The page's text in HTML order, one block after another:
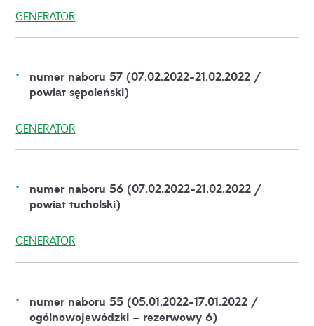
GENERATOR
numer naboru 57 (07.02.2022-21.02.2022 /
powiat sępoleński)
GENERATOR
numer naboru 56 (07.02.2022-21.02.2022 /
powiat tucholski)
GENERATOR
numer naboru 55 (05.01.2022-17.01.2022 /
ogólnowojewódzki – rezerwowy 6)